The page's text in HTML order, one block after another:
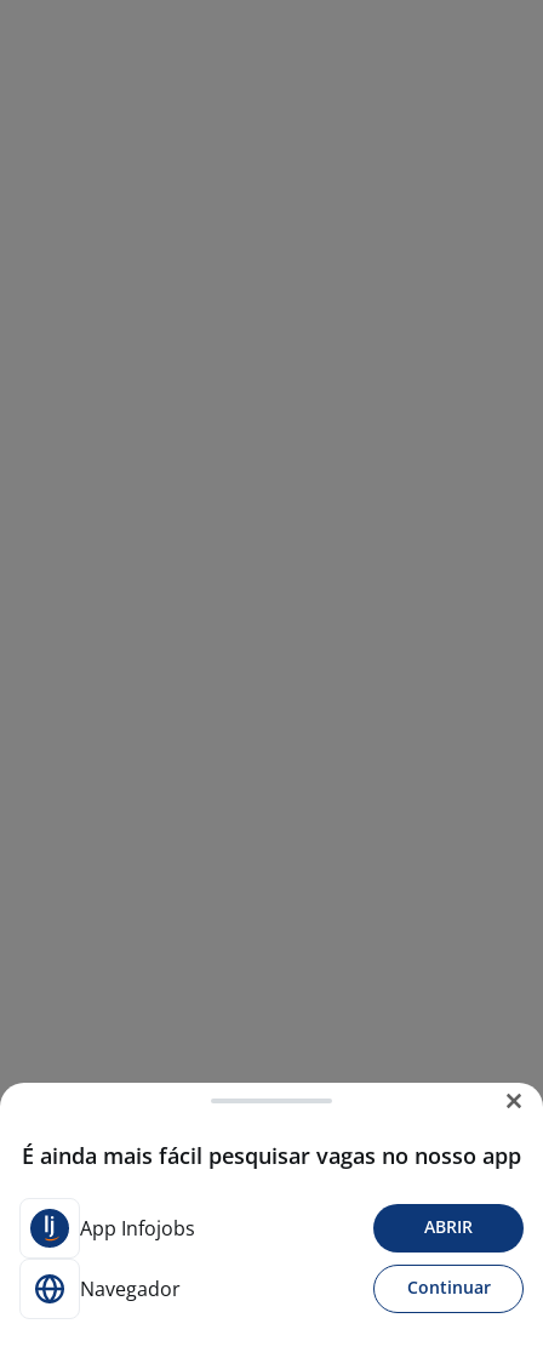
É ainda mais fácil pesquisar vagas no nosso app
App Infojobs ABRIR
Navegador Continuar